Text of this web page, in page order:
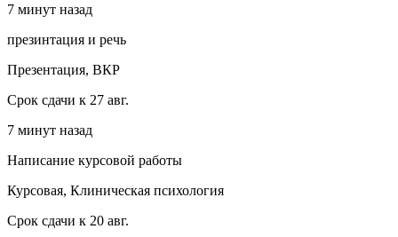
7 минут назад
презинтация и речь
Презентация, ВКР
Срок сдачи к 27 авг.
7 минут назад
Написание курсовой работы
Курсовая, Клиническая психология
Срок сдачи к 20 авг.